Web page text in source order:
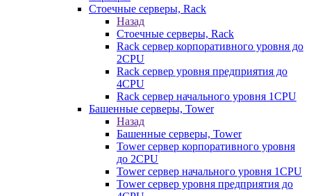
Стоечные серверы, Rack
Назад
Стоечные серверы, Rack
Rack сервер корпоративного уровня до
2CPU
Rack сервер уровня предприятия до
4CPU
Rack сервер начального уровня 1CPU
Башенные серверы, Tower
Назад
Башенные серверы, Tower
Tower сервер корпоративного уровня
до 2CPU
Tower сервер начального уровня 1CPU
Tower сервер уровня предприятия до